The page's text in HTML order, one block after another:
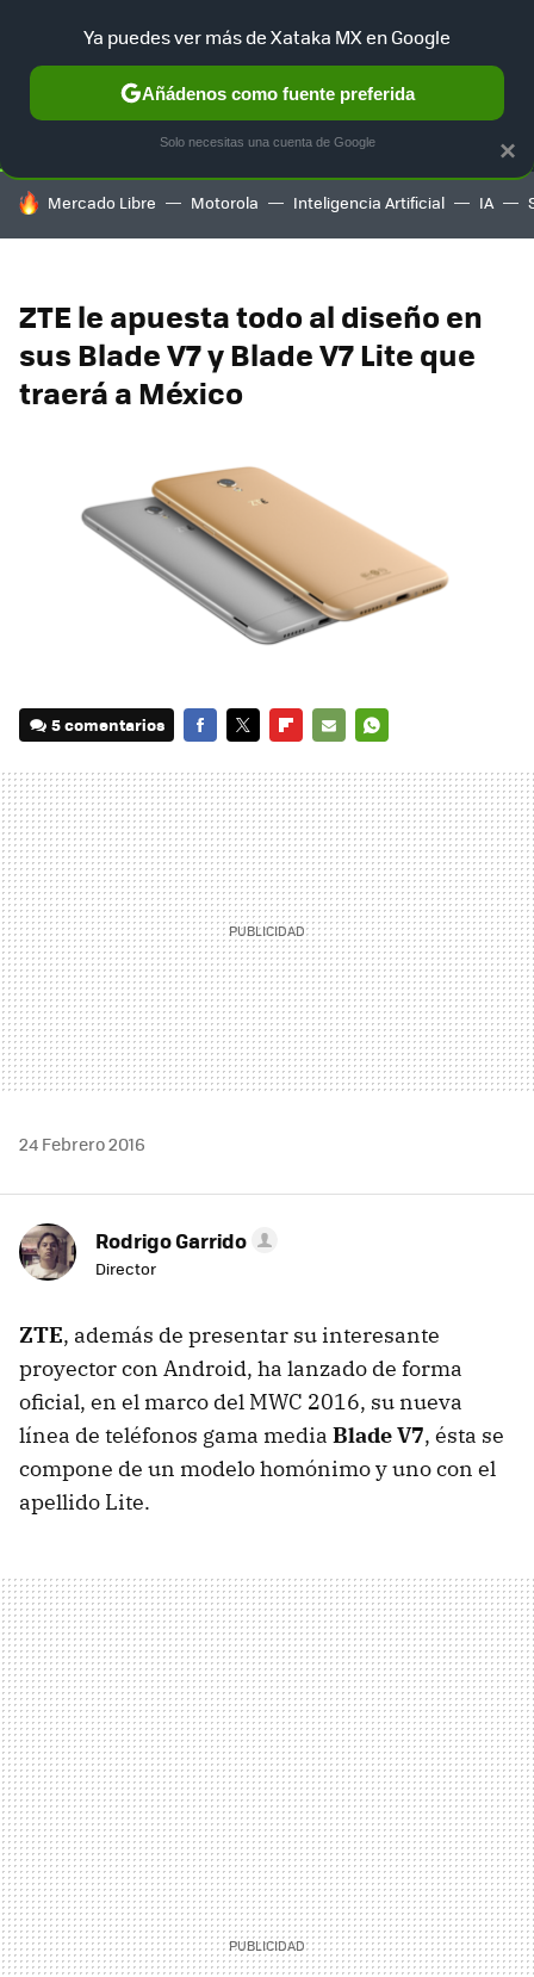
SELECCIÓN GAMING HOME AUTO TERRITORIO
HOY SE HABLA DE
Mercado Libre Motorola Inteligencia Artificial IA
ZTE le apuesta todo al diseño en
sus Blade V7 y Blade V7 Lite que
traerá a México
5 comentarios
MAIL
24 Febrero 2016
Rodrigo Garrido
Director
ZTE, además de presentar su interesante
proyector con Android, ha lanzado de forma
oficial, en el marco del MWC 2016, su nueva
línea de teléfonos gama media Blade V7, ésta se
compone de un modelo homónimo y uno con el
apellido Lite.
×
Ya puedes ver más de Xataka MX en Google
Añádenos como fuente preferida
Solo necesitas una cuenta de Google